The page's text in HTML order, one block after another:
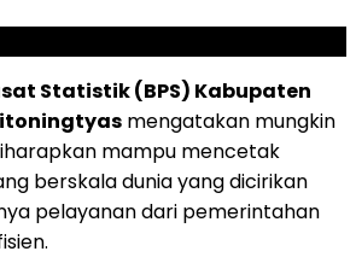
Statistik (BPS) Kabupaten
mengatakan mungkin
mampu mencetak
berskala dunia yang dicirikan
pelayanan dari pemerintahan